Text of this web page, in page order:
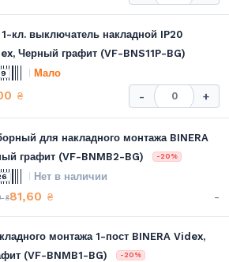
кл. выключатель накладной IP20
Черный графит (VF-BNS11P-BG)
Мало
₴ - +
для накладного монтажа BINERA
графит (VF-BNMB2-BG)
-20%
Нет в наличии
₴81,60 ₴ -
монтажа 1-пост BINERA Videx,
(VF-BNMB1-BG)
-20%